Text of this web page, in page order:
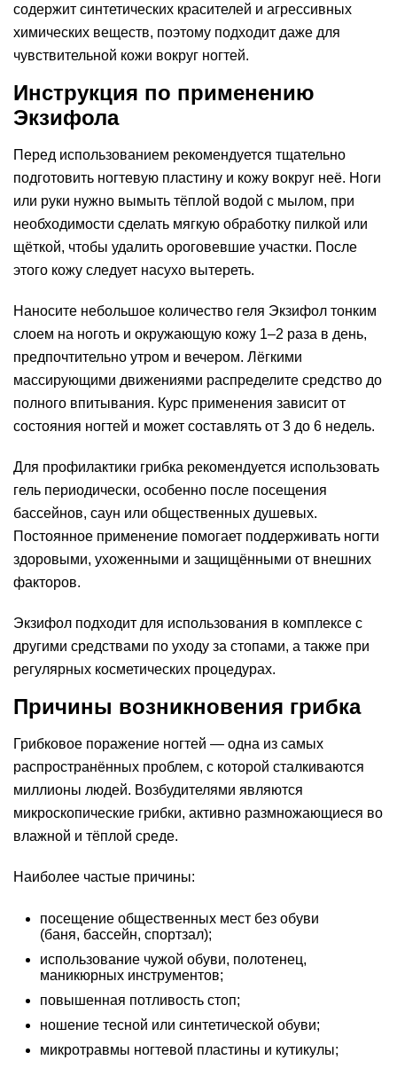
содержит синтетических красителей и агрессивных
химических веществ, поэтому подходит даже для
чувствительной кожи вокруг ногтей.
Инструкция по применению
Экзифола
Перед использованием рекомендуется тщательно
подготовить ногтевую пластину и кожу вокруг неё. Ноги
или руки нужно вымыть тёплой водой с мылом, при
необходимости сделать мягкую обработку пилкой или
щёткой, чтобы удалить ороговевшие участки. После
этого кожу следует насухо вытереть.
Наносите небольшое количество геля Экзифол тонким
слоем на ноготь и окружающую кожу 1–2 раза в день,
предпочтительно утром и вечером. Лёгкими
массирующими движениями распределите средство до
полного впитывания. Курс применения зависит от
состояния ногтей и может составлять от 3 до 6 недель.
Для профилактики грибка рекомендуется использовать
гель периодически, особенно после посещения
бассейнов, саун или общественных душевых.
Постоянное применение помогает поддерживать ногти
здоровыми, ухоженными и защищёнными от внешних
факторов.
Экзифол подходит для использования в комплексе с
другими средствами по уходу за стопами, а также при
регулярных косметических процедурах.
Причины возникновения грибка
Грибковое поражение ногтей — одна из самых
распространённых проблем, с которой сталкиваются
миллионы людей. Возбудителями являются
микроскопические грибки, активно размножающиеся во
влажной и тёплой среде.
Наиболее частые причины:
посещение общественных мест без обуви
(баня, бассейн, спортзал);
использование чужой обуви, полотенец,
маникюрных инструментов;
повышенная потливость стоп;
ношение тесной или синтетической обуви;
микротравмы ногтевой пластины и кутикулы;